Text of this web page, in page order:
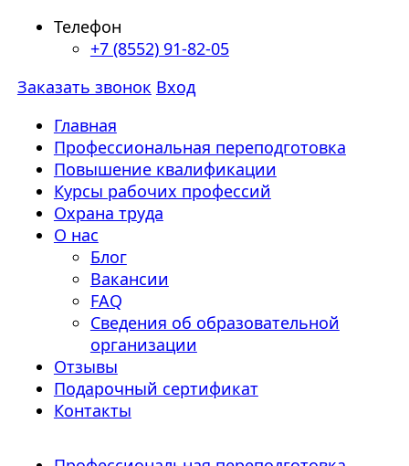
Телефон
+7 (8552) 91-82-05
Заказать звонок Вход
Главная
Профессиональная переподготовка
Повышение квалификации
Курсы рабочих профессий
Охрана труда
О нас
Блог
Вакансии
FAQ
Сведения об образовательной
организации
Отзывы
Подарочный сертификат
Контакты